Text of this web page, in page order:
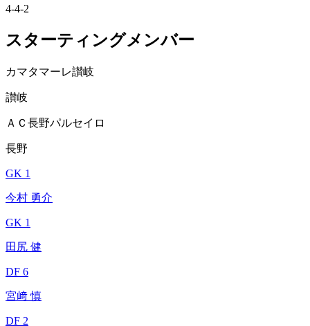
4-4-2
スターティングメンバー
カマタマーレ讃岐
讃岐
ＡＣ長野パルセイロ
長野
GK 1
今村 勇介
GK 1
田尻 健
DF 6
宮﨑 慎
DF 2